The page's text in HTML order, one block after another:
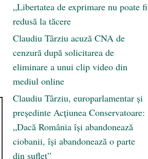
„Libertatea de exprimare nu poate fi
redusă la tăcere
Claudiu Târziu acuză CNA de
cenzură după solicitarea de
eliminare a unui clip video din
mediul online
Claudiu Târziu, europarlamentar și
președinte Acțiunea Conservatoare:
„Dacă România își abandonează
ciobanii, își abandonează o parte
din suflet”